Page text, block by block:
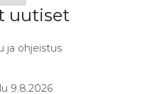
uutiset
ja ohjeistus
9.8.2026